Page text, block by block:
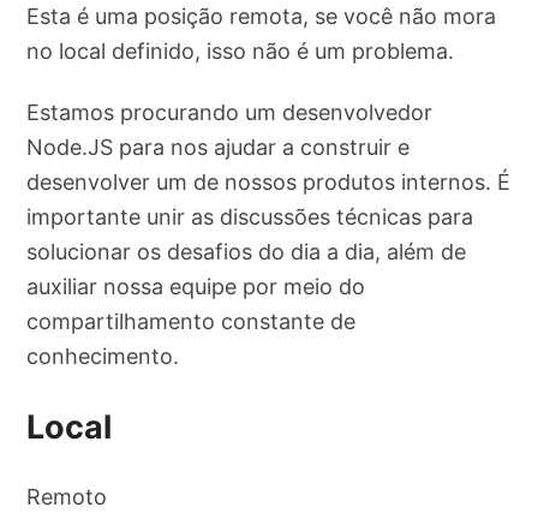
Esta é uma posição remota, se você não mora
no local definido, isso não é um problema.
Estamos procurando um desenvolvedor
Node.JS para nos ajudar a construir e
desenvolver um de nossos produtos internos. É
importante unir as discussões técnicas para
solucionar os desafios do dia a dia, além de
auxiliar nossa equipe por meio do
compartilhamento constante de
conhecimento.
Local
Remoto